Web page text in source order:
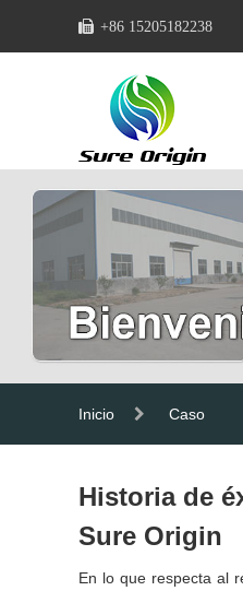
+86 15205182238
Inicio Caso
Historia de
Sure Origin
En lo que respecta al